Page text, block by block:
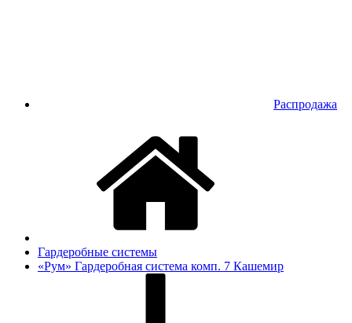
Распродажа
Гардеробные системы
«Рум» Гардеробная система комп. 7 Кашемир